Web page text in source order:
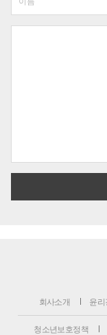
회사소개 윤리
청소년보호정책